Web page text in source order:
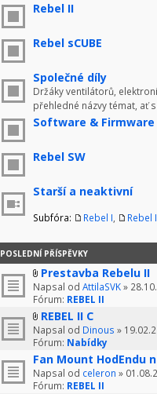
Rebel II
Rebel sCUBE
Společné díly
Držáky ventilátorů,
přehledné názvy témat, ať
Software & Firmware
Rebel SW
Starší a neaktivní
Subfóra: Rebel I Rebel
POSLEDNÍ PŘÍSPĚVKY
Prestavba Rebelu II
Napsal od AttilaSVK»
Fórum: REBEL II
REBEL II C
Napsal od Dinous »
Fórum: Nabídky
Fan Mount HodEndu
Napsal od celeron »
Fórum: REBEL II